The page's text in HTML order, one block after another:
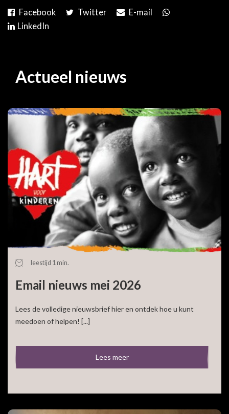
Actueel nieuws
leestijd 1 min.
Email nieuws mei 2026
Lees de volledige nieuwsbrief hier en ontdek hoe u kunt
meedoen of helpen! [...]
Lees meer